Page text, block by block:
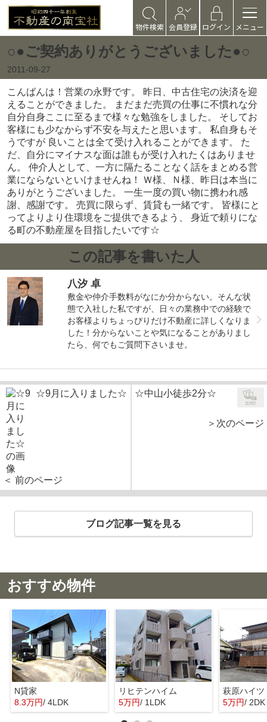
物件検索 会員登録 ログイン メニュー
○●ご契約ありがとうございました●○
2011-09-27
こんばんは！営業の永野です。 昨日、中古住宅の決済を迎
えることができました。 まだまだ売買の仕事に不慣れな分
自分自身ここに至るまで様々な勉強をしました。 そしてお
客様にも少なからず不安を与えたと思います。 私自身もそ
うですが 良いことは全て受け入れることができます。 た
だ、自分にマイナスな面は誰もが受け入れたくはありませ
ん。 仲介人として、一方に隔たることなく話をまとめる営
業にならないといけませんね！ Ｗ様、Ｎ様、昨日は本当に
ありがとうございました。 一生一度の買い物に携われ感
謝、感謝です。 売買に限らず、賃貸も一緒です。 皆様にと
ってよりより住環境をご提供できるよう、 身近で頼りにな
る町の不動産屋を目指したいです☆
この記事を書いた人
八汐 卓
敷金や仲介手数料がなにか分からない。そんな状
態で入社した私ですが、日々の業務中での経験で
お客様よりちょっぴりだけ不動産に詳しくなりま
した！分からないことや気になることがありまし
たら、何でもご質問下さいませ。
☆9月に入りました☆
＜ 前のページ
☆中山小徒歩2分☆
＞次のページ
ブログ記事一覧を見る
おすすめ物件
N貸家
8.3万円/ 4LDK
リヒテンハイム
5万円/ 1LDK
萩原ハイ
5万円/ 2DK